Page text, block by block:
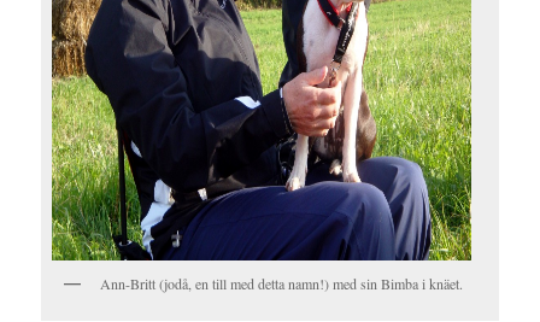
Ann-Britt (jodå, en till med detta namn!) med sin Bimba i knäet.